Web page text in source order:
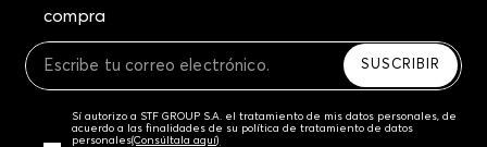
compra
SUSCRIBIR
Sí autorizo a STF GROUP S.A. el tratamiento de mis datos personales, de
acuerdo a las finalidades de su política de tratamiento de datos
personales‎(Consúltala aquí)